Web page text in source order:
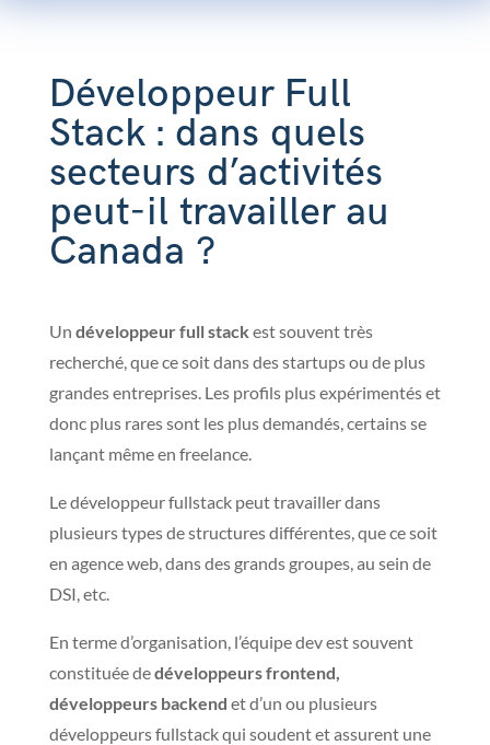
Développeur Full
Stack : dans quels
secteurs d’activités
peut-il travailler au
Canada ?
Un développeur full stack est souvent très
recherché, que ce soit dans des startups ou de plus
grandes entreprises. Les profils plus expérimentés et
donc plus rares sont les plus demandés, certains se
lançant même en freelance.
Le développeur fullstack peut travailler dans
plusieurs types de structures différentes, que ce soit
en agence web, dans des grands groupes, au sein de
DSI, etc.
En terme d’organisation, l’équipe dev est souvent
constituée dedéveloppeurs frontend,
développeurs backend et d’un ou plusieurs
développeurs fullstack qui soudent et assurent une